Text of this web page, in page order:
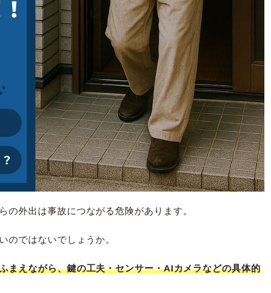
外出は事故につながる危険があります。
のではないでしょうか。
まえながら、鍵の工夫・センサー・AIカメラなどの具体的